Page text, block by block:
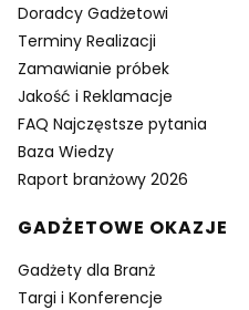
Doradcy Gadżetowi
Terminy Realizacji
Zamawianie próbek
Jakość i Reklamacje
FAQ Najczęstsze pytania
Baza Wiedzy
Raport branżowy 2026
GADŻETOWE OKAZJE
Gadżety dla Branż
Targi i Konferencje